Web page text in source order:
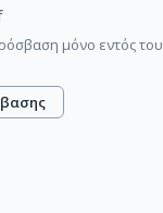
μόνο εντός του